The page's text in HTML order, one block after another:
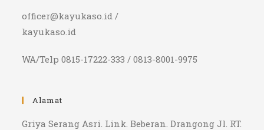
officer@kayukaso.id /
kayukaso.id
WA/Telp 0815-17222-333 / 0813-8001-9975
Alamat
Griya Serang Asri. Link. Beberan. Drangong Jl. RT.